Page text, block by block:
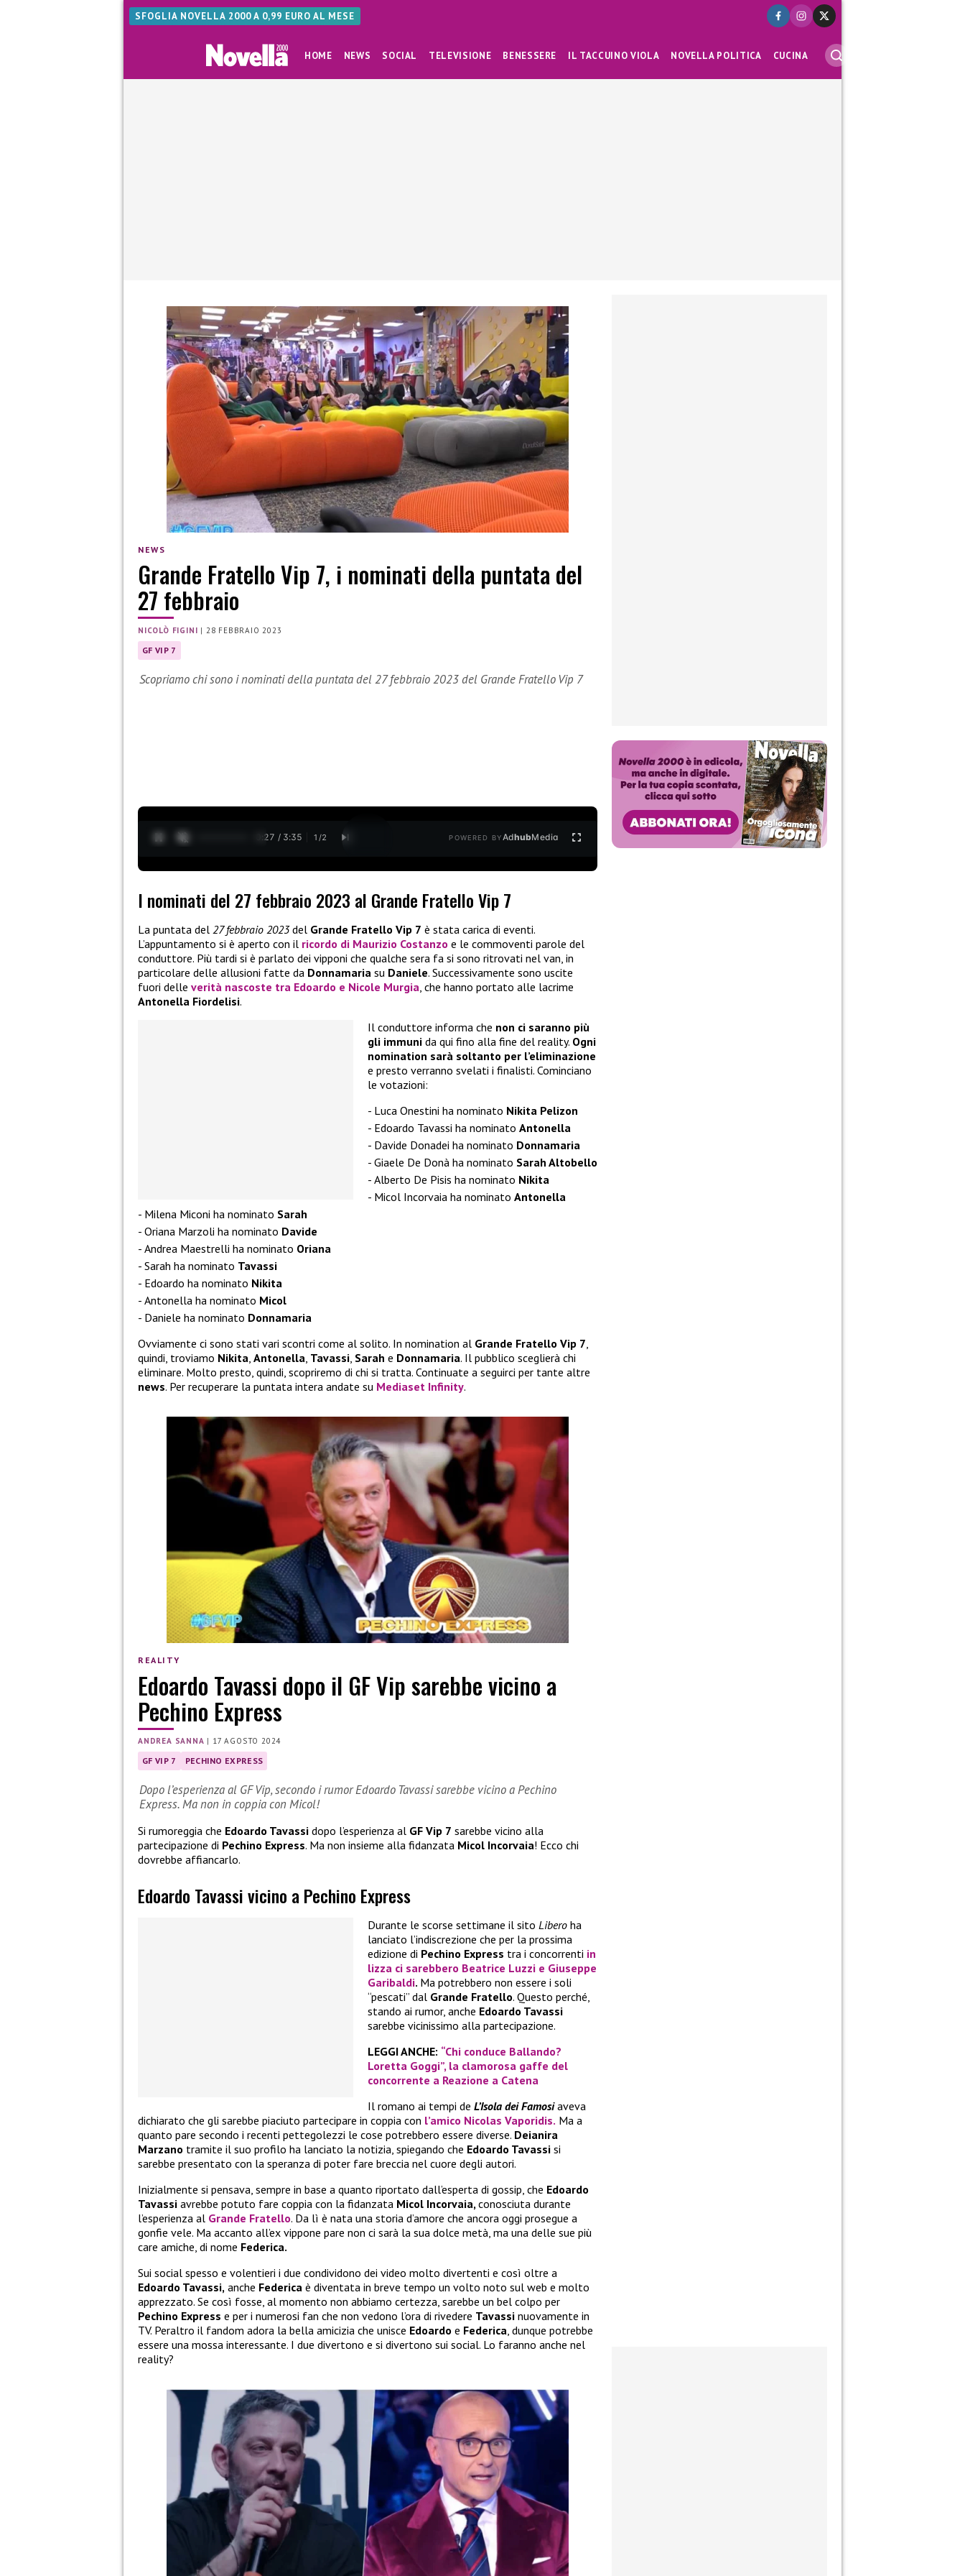
SFOGLIA NOVELLA 2000 A 0,99 EURO AL MESE
HOME NEWS SOCIAL TELEVISIONE BENESSERE IL TACCUINO VIOLA NOVELLA POLITICA CUCINA
NEWS
Grande Fratello Vip 7, i nominati della puntata del
27 febbraio
NICOLÒ FIGINI | 28 FEBBRAIO 2023
GF VIP 7
Scopriamo chi sono i nominati della puntata del 27 febbraio 2023 del Grande Fratello Vip 7
0:28 / 3:35 1 /2 POWERED BYAdhubMedia
I nominati del 27 febbraio 2023 al Grande Fratello Vip 7
La puntata del 27 febbraio 2023del Grande Fratello Vip 7 è stata carica di eventi.
L’appuntamento si è aperto con il ricordo di Maurizio Costanzo e le commoventi parole del
conduttore. Più tardi si è parlato dei vipponi che qualche sera fa si sono ritrovati nel van, in
particolare delle allusioni fatte da Donnamaria su Daniele. Successivamente sono uscite
fuori delle verità nascoste tra Edoardo e Nicole Murgia, che hanno portato alle lacrime
Antonella Fiordelisi.
Il conduttore informa che non ci saranno più
gli immuni da qui fino alla fine del reality. Ogni
nomination sarà soltanto per l’eliminazione
e presto verranno svelati i finalisti. Cominciano
le votazioni:
Luca Onestini ha nominato Nikita Pelizon
Edoardo Tavassi ha nominato Antonella
Davide Donadei ha nominato Donnamaria
Giaele De Donà ha nominato Sarah Altobello
Alberto De Pisis ha nominato Nikita
Micol Incorvaia ha nominato Antonella
Milena Miconi ha nominato Sarah
Oriana Marzoli ha nominato Davide
Andrea Maestrelli ha nominato Oriana
Sarah ha nominato Tavassi
Edoardo ha nominato Nikita
Antonella ha nominato Micol
Daniele ha nominato Donnamaria
Ovviamente ci sono stati vari scontri come al solito. In nomination al Grande Fratello Vip 7,
quindi, troviamo Nikita, Antonella, Tavassi, Sarah e Donnamaria. Il pubblico sceglierà chi
eliminare. Molto presto, quindi, scopriremo di chi si tratta. Continuate a seguirci per tante altre
news. Per recuperare la puntata intera andate su Mediaset Infinity.
REALITY
Edoardo Tavassi dopo il GF Vip sarebbe vicino a
Pechino Express
ANDREA SANNA | 17 AGOSTO 2024
GF VIP 7 PECHINO EXPRESS
Dopo l’esperienza al GF Vip, secondo i rumor Edoardo Tavassi sarebbe vicino a Pechino
Express. Ma non in coppia con Micol!
Si rumoreggia che Edoardo Tavassi dopo l’esperienza al GF Vip 7 sarebbe vicino alla
partecipazione di Pechino Express. Ma non insieme alla fidanzata Micol Incorvaia! Ecco chi
dovrebbe affiancarlo.
Edoardo Tavassi vicino a Pechino Express
Durante le scorse settimane il sito Libero ha
lanciato l’indiscrezione che per la prossima
edizione di Pechino Express tra i concorrenti in
lizza ci sarebbero Beatrice Luzzi e Giuseppe
Garibaldi. Ma potrebbero non essere i soli
“pescati” dal Grande Fratello. Questo perché,
stando ai rumor, anche Edoardo Tavassi
sarebbe vicinissimo alla partecipazione.
LEGGI ANCHE: “Chi conduce Ballando?
Loretta Goggi”, la clamorosa gaffe del
concorrente a Reazione a Catena
Il romano ai tempi de L’Isola dei Famosiaveva
dichiarato che gli sarebbe piaciuto partecipare in coppia con l’amico Nicolas Vaporidis. Ma a
quanto pare secondo i recenti pettegolezzi le cose potrebbero essere diverse. Deianira
Marzano tramite il suo profilo ha lanciato la notizia, spiegando che Edoardo Tavassi si
sarebbe presentato con la speranza di poter fare breccia nel cuore degli autori.
Inizialmente si pensava, sempre in base a quanto riportato dall’esperta di gossip, che Edoardo
Tavassi avrebbe potuto fare coppia con la fidanzata Micol Incorvaia,conosciuta durante
l’esperienza al Grande Fratello. Da lì è nata una storia d’amore che ancora oggi prosegue a
gonfie vele. Ma accanto all’ex vippone pare non ci sarà la sua dolce metà, ma una delle sue più
care amiche, di nome Federica.
Sui social spesso e volentieri i due condividono dei video molto divertenti e così oltre a
Edoardo Tavassi, anche Federica è diventata in breve tempo un volto noto sul web e molto
apprezzato. Se così fosse, al momento non abbiamo certezza, sarebbe un bel colpo per
Pechino Express e per i numerosi fan che non vedono l’ora di rivedere Tavassi nuovamente in
TV. Peraltro il fandom adora la bella amicizia che unisce Edoardo e Federica, dunque potrebbe
essere una mossa interessante. I due divertono e si divertono sui social. Lo faranno anche nel
reality?